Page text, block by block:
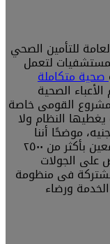
للتأمين الصحي
لتعمل
صحية متكاملة
الصحية
القومى خاصة
يغطيها النظام ولا
يتحمل عنها المواطن المنتفع أكثر من ٣٠٠ جنيه، موضحًا أننا
نستهدف توفير رعاية صحية متميزة للمنتفعين بأكثر من ٢٥٠٠
على الجولات
فى منظومة
ورضاء